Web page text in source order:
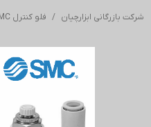
شرکت بازرگانی ابزارچیان فلو کنترل SMC